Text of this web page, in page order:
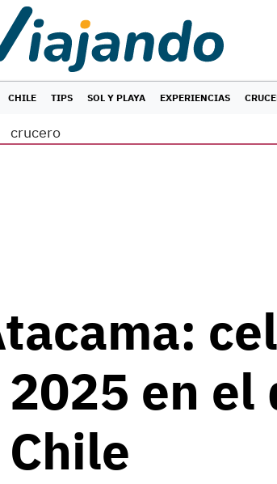
CHILE TIPS SOL Y PLAYA EXPERIENCIAS
crucero
en el